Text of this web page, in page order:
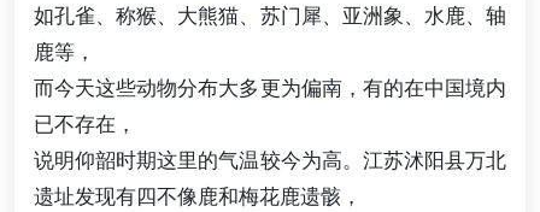
如孔雀、称猴、大熊猫、苏门犀、亚洲象、水鹿、轴
鹿等，
而今天这些动物分布大多更为偏南，有的在中国境内
已不存在，
说明仰韶时期这里的气温较今为高。江苏沭阳县万北
遗址发现有四不像鹿和梅花鹿遗骸，